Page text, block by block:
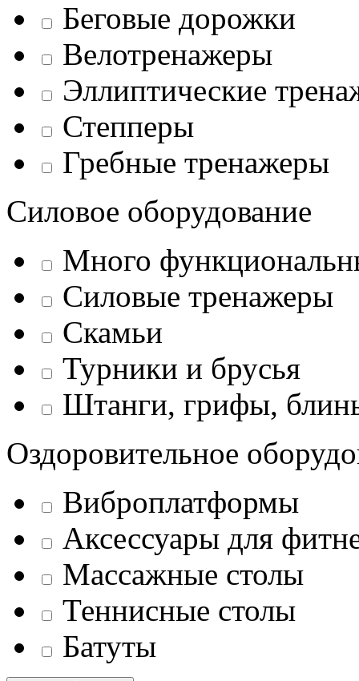
Беговые дорожки
Велотренажеры
Эллиптические
Степперы
Гребные тренажеры
Силовое оборудование
Много
Силовые тренажеры
Скамьи
Турники и брусья
Штанги, грифы,
Оздоровительное
Виброплатформы
Аксессуары для
Массажные столы
Теннисные столы
Батуты